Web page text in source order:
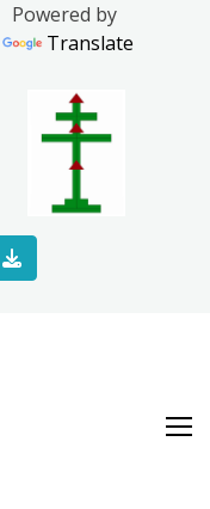
Powered by
Translate